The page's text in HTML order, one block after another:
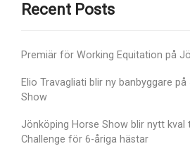
Recent Posts
Premiär för Working Equitation på
Elio Travagliati blir ny banbyggare
Show
Jönköping Horse Show blir nytt kval
Challenge för 6-åriga hästar